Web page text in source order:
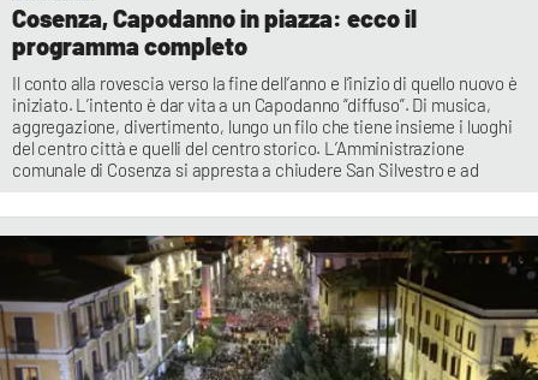
Cosenza, Capodanno in piazza: ecco il
programma completo
Il conto alla rovescia verso la fine dell’anno e l’inizio di quello nuovo è
iniziato. L’intento è dar vita a un Capodanno “diffuso”. Di musica,
aggregazione, divertimento, lungo un filo che tiene insieme i luoghi
del centro città e quelli del centro storico. L’Amministrazione
comunale di Cosenza si appresta a chiudere San Silvestro e ad